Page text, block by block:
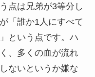
点は兄弟が3等分し
「誰か1人にすべて
という点です。ハ
、多くの血が流れ
ないというか嫌な